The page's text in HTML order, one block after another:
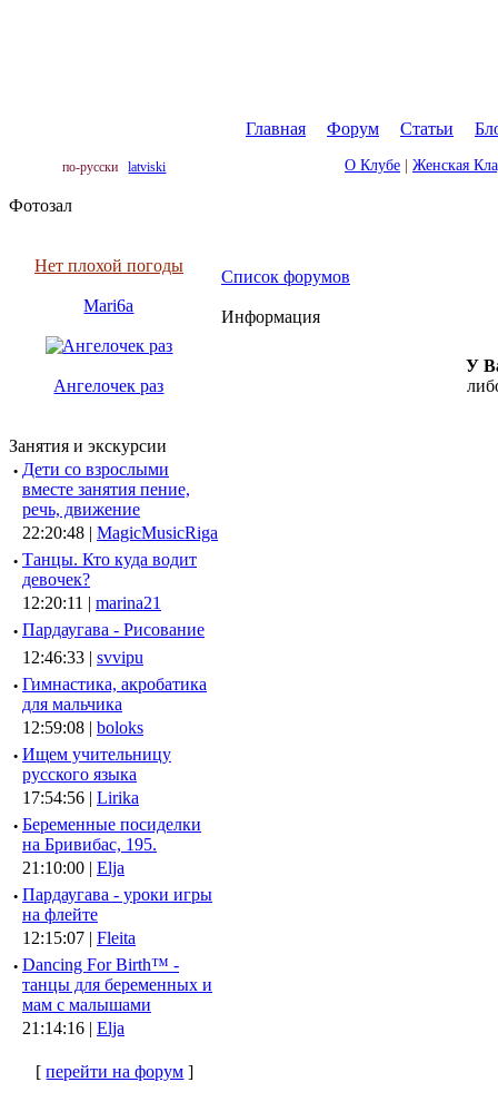
Главная Форум Статьи
по-русски latviski О Клубе Женская
Фотозал
Нет плохой погоды
Mari6a
Ангелочек раз
Занятия и экскурсии
· Дети со взрослыми
вместе занятия пение,
речь, движение
22:20:48 | MagicMusicRiga
· Танцы. Кто куда водит
девочек?
12:20:11 | marina21
· Пардаугава - Рисование
12:46:33 | svvipu
· Гимнастика, акробатика
для мальчика
12:59:08 | boloks
· Ищем учительницу
русского языка
17:54:56 | Lirika
· Беременные посиделки
на Бривибас, 195.
21:10:00 | Elja
· Пардаугава - уроки игры
на флейте
12:15:07 | Fleita
· Dancing For Birth™ -
танцы для беременных и
мам с малышами
21:14:16 | Elja
[перейти на форум ]
Список форумов
Информация
У